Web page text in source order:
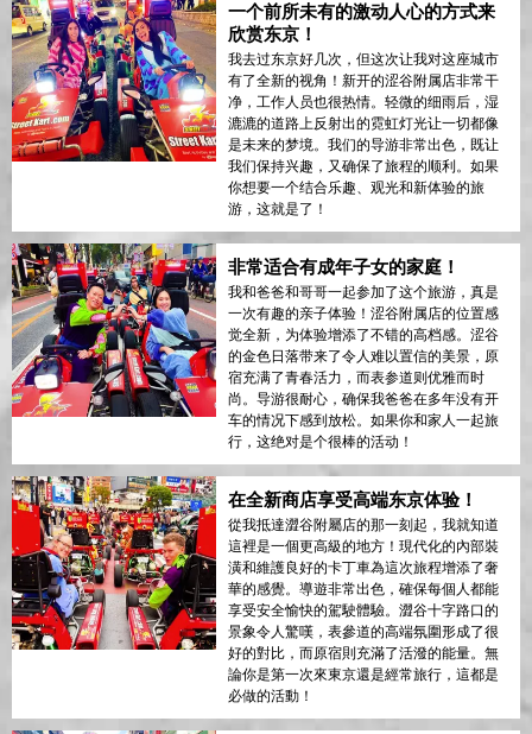
一个前所未有的激动人心的方式来
欣赏东京！
我去过东京好几次，但这次让我对这座城市
有了全新的视角！新开的涩谷附属店非常干
净，工作人员也很热情。轻微的细雨后，湿
漉漉的道路上反射出的霓虹灯光让一切都像
是未来的梦境。我们的导游非常出色，既让
我们保持兴趣，又确保了旅程的顺利。如果
你想要一个结合乐趣、观光和新体验的旅
游，这就是了！
非常适合有成年子女的家庭！
我和爸爸和哥哥一起参加了这个旅游，真是
一次有趣的亲子体验！涩谷附属店的位置感
觉全新，为体验增添了不错的高档感。涩谷
的金色日落带来了令人难以置信的美景，原
宿充满了青春活力，而表参道则优雅而时
尚。导游很耐心，确保我爸爸在多年没有开
车的情况下感到放松。如果你和家人一起旅
行，这绝对是个很棒的活动！
在全新商店享受高端东京体验！
從我抵達澀谷附屬店的那一刻起，我就知道
這裡是一個更高級的地方！現代化的內部裝
潢和維護良好的卡丁車為這次旅程增添了奢
華的感覺。導遊非常出色，確保每個人都能
享受安全愉快的駕駛體驗。澀谷十字路口的
景象令人驚嘆，表參道的高端氛圍形成了很
好的對比，而原宿則充滿了活潑的能量。無
論你是第一次來東京還是經常旅行，這都是
必做的活動！